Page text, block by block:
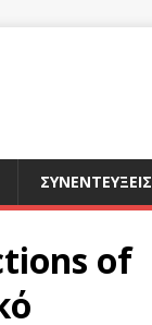
ΣΥΝΕΝΤΕΥΞΕΙΣ
of